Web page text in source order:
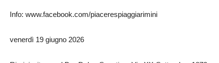
Info: www.facebook.com/piacerespiaggiarimini
venerdì 19 giugno 2026